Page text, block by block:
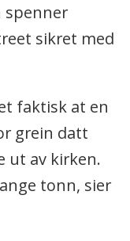
spenner
sikret med
faktisk at en
grein datt
ut av kirken.
tonn, sier